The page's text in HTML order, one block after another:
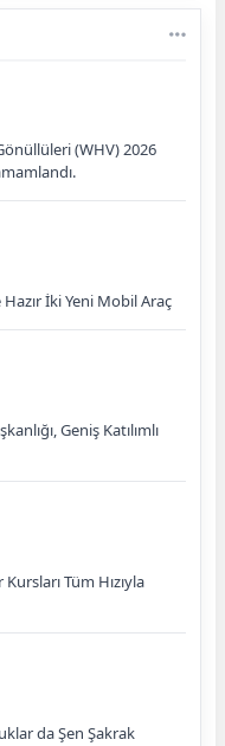
(WHV) 2026
İki Yeni Mobil Araç
Geniş Katılımlı
Tüm Hızıyla
da Şen Şakrak